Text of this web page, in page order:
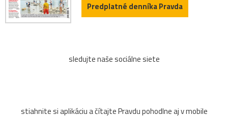
Predplatné denníka Pravda
sledujte naše sociálne siete
stiahnite si aplikáciu a čítajte Pravdu pohodlne aj v mobile